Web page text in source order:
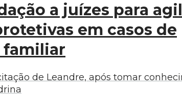
a juízes para
em casos de
familiar
de Leandre, após tomar